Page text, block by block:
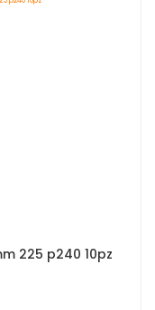
225 p240 10pz